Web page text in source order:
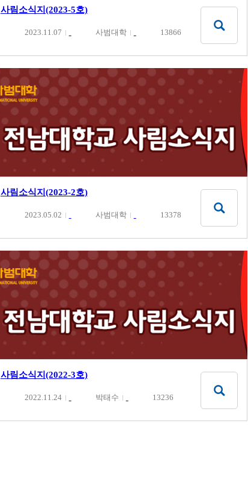
사림소식지(2023-5호)
2023.11.07 사범대학 13866
사림소식지(2023-2호)
2023.05.02 사범대학 13378
사림소식지(2022-3호)
2022.11.24 박태수 13236